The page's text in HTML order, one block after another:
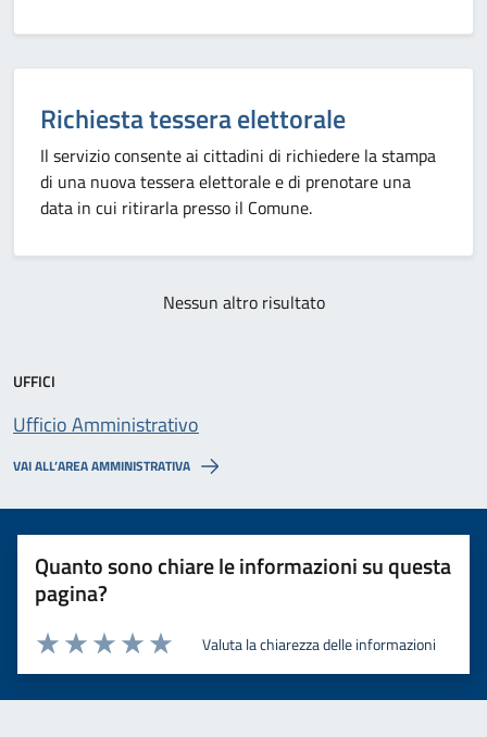
Richiesta tessera elettorale
Il servizio consente ai cittadini di richiedere la stampa
di una nuova tessera elettorale e di prenotare una
data in cui ritirarla presso il Comune.
Nessun altro risultato
UFFICI
Ufficio Amministrativo
VAI ALL’AREA AMMINISTRATIVA
Quanto sono chiare le informazioni su questa
pagina?
Valuta la chiarezza delle informazioni
Valuta 5 stelle su 5
Valuta 4 stelle su 5
Valuta 3 stelle su 5
Valuta 2 stelle su 5
Valuta 1 stelle su 5